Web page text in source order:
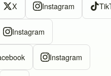
X Instagram
Instagram
Instagram